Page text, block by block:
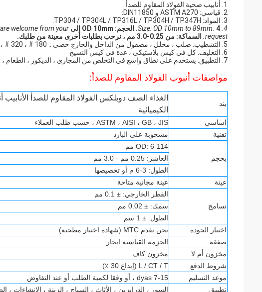
1. أنابيب صحية الفولاذ المقاوم للصدأ
2. قياسي: ASTM A270 و DIN11850:
3. المواد: TP304 / TP304L / TP316L / TP304H / TP347H.
4. Size: OD 10mm to 89mm. 4. الحجم: OD 10mm إلى 89mm.
welcome from your
request.
السماكة: من 0.25-3.0 مم ، نرحب بطلبات أخرى معينة من طلبك.
5. التشطيب: صلب ، مخلل ، مصقول من الداخل والخارج
حصى :: 180 # ، 320 # ، 400 # ، 600 # ، مرآة ، مشرقة ، إلخ.
6. التغليف: كل في كيس بلاستيكي ، عدة في كيس النسيج
7. التطبيق: يستخدم على نطاق واسع في التخلص من المجاري ، الديكور ، الطعام ، المشروبات ، الحليب ، تكرير السكر ، الأدوية ، إلخ
مواصفات أنبوب الفولاذ المقاوم للصدأ:
بند
الغذاء الصف دوبلكس الفولاذ المقاوم للصدأ
الكيميائية
اساسي
ASTM ، AISI ، GB ، JIS ، حسب طلب العملاء
تقنية
مسحوبة على البارد
بحجم
OD: 6-114 مم
العاشر: 0.25 مم - 3.0 مم
الطول: 3-6 م أو تخصيصها
عينة
عينة مجانية متاحة
تسامح
القطر الخارجي: ± 0.1 مم
سمك: ± 0.02 مم
الطول: ± 1 سم
اختبار الجودة
نحن نقدم MTC (شهادة اختبار مطحنة)
صفقة
الحزمة القياسية ابحار
مخزون أم لا
مخزون كاف
شروط الدفع
L / CT / T (إيداع 30 ٪)
موعد التسليم
7-15 dyas ، أو وفقا لكمية الطلب أو عند التفاوض
تطبيق
السور ، الدرابزين ، الأثاث ، السياج ، الزينة ، الإنشاءات ،